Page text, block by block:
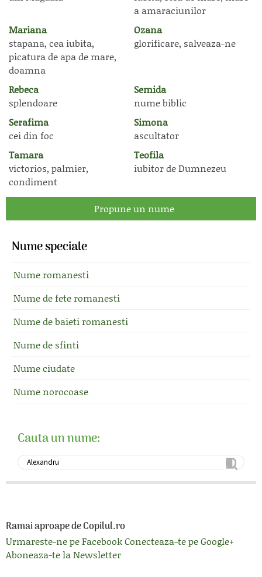
a amaraciunilor
Mariana
stapana, cea iubita,
picatura de apa de mare,
doamna
Ozana
glorificare, salveaza-ne
Rebeca
splendoare
Semida
nume biblic
Serafima
cei din foc
Simona
ascultator
Tamara
victorios, palmier,
condiment
Teofila
iubitor de Dumnezeu
Propune un nume
Nume speciale
Nume romanesti
Nume de fete romanesti
Nume de baieti romanesti
Nume de sfinti
Nume ciudate
Nume norocoase
Cauta un nume:
Ramai aproape de Copilul.ro
Urmareste-ne pe FacebookConecteaza-te pe Google+
Aboneaza-te la Newsletter